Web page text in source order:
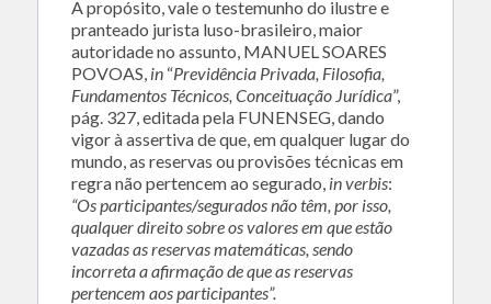
A propósito, vale o testemunho do ilustre e
pranteado jurista luso-brasileiro, maior
autoridade no assunto, MANUEL SOARES
POVOAS,in“Previdência Privada, Filosofia,
Fundamentos Técnicos, Conceituação Jurídica”,
pág. 327, editada pela FUNENSEG, dando
vigor à assertiva de que, em qualquer lugar do
mundo, as reservas ou provisões técnicas em
regra não pertencem ao segurado, in verbis:
“Os participantes/segurados não têm, por isso,
qualquer direito sobre os valores em que estão
vazadas as reservas matemáticas, sendo
incorreta a afirmação de que as reservas
pertencem aos participantes”.